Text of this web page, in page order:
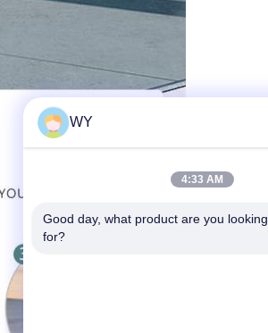
WY
4:33 AM
Good day, what product are you looking
for?